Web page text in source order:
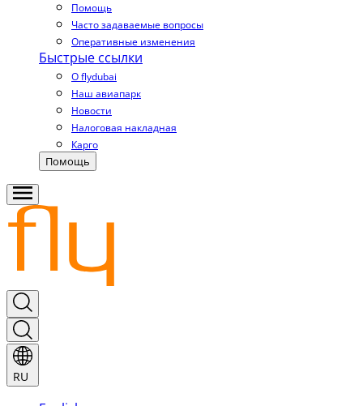
Помощь
Часто задаваемые вопросы
Оперативные изменения
Быстрые ссылки
О flydubai
Наш авиапарк
Новости
Налоговая накладная
Карго
Помощь
RU